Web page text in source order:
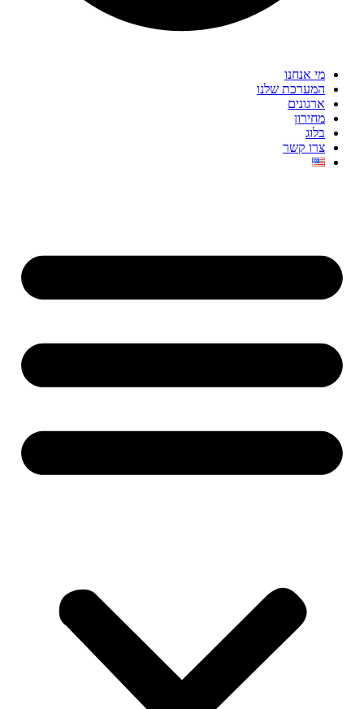
מי אנחנו
המערכת שלנו
ארגונים
מחירון
בלוג
צרו קשר